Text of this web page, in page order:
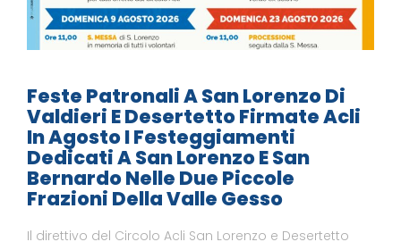
Feste Patronali A San Lorenzo Di
Valdieri E Desertetto Firmate Acli
In Agosto I Festeggiamenti
Dedicati A San Lorenzo E San
Bernardo Nelle Due Piccole
Frazioni Della Valle Gesso
Il direttivo del Circolo Acli San Lorenzo e Desertetto